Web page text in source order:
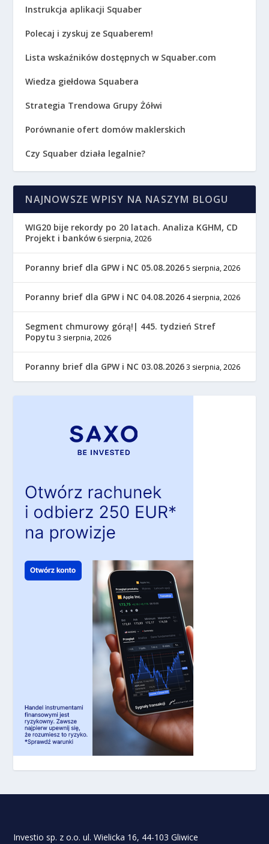
Instrukcja aplikacji Squaber
Polecaj i zyskuj ze Squaberem!
Lista wskaźników dostępnych w Squaber.com
Wiedza giełdowa Squabera
Strategia Trendowa Grupy Żółwi
Porównanie ofert domów maklerskich
Czy Squaber działa legalnie?
NAJNOWSZE WPISY NA NASZYM BLOGU
WIG20 bije rekordy po 20 latach. Analiza KGHM, CD
Projekt i banków 6 sierpnia, 2026
Poranny brief dla GPW i NC 05.08.2026 5 sierpnia, 2026
Poranny brief dla GPW i NC 04.08.2026 4 sierpnia, 2026
Segment chmurowy górą!| 445. tydzień Stref
Popytu 3 sierpnia, 2026
Poranny brief dla GPW i NC 03.08.2026 3 sierpnia, 2026
Investio sp. z o.o. ul. Wielicka 16, 44-103 Gliwice